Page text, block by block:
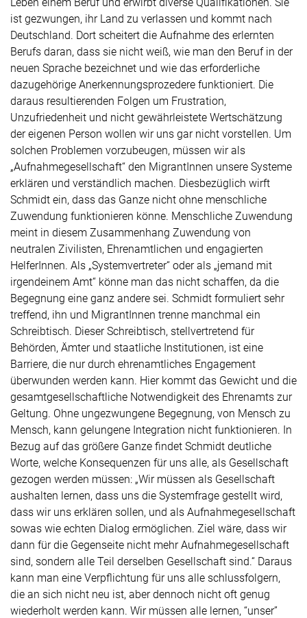
ist gezwungen, ihr Land zu verlassen und kommt nach
Deutschland. Dort scheitert die Aufnahme des erlernten
Berufs daran, dass sie nicht weiß, wie man den Beruf in der
neuen Sprache bezeichnet und wie das erforderliche
dazugehörige Anerkennungsprozedere funktioniert. Die
daraus resultierenden Folgen um Frustration,
Unzufriedenheit und nicht gewährleistete Wertschätzung
der eigenen Person wollen wir uns gar nicht vorstellen. Um
solchen Problemen vorzubeugen, müssen wir als
„Aufnahmegesellschaft“ den MigrantInnen unsere Systeme
erklären und verständlich machen. Diesbezüglich wirft
Schmidt ein, dass das Ganze nicht ohne menschliche
Zuwendung funktionieren könne. Menschliche Zuwendung
meint in diesem Zusammenhang Zuwendung von
neutralen Zivilisten, Ehrenamtlichen und engagierten
HelferInnen. Als „Systemvertreter“ oder als „jemand mit
irgendeinem Amt“ könne man das nicht schaffen, da die
Begegnung eine ganz andere sei. Schmidt formuliert sehr
treffend, ihn und MigrantInnen trenne manchmal ein
Schreibtisch. Dieser Schreibtisch, stellvertretend für
Behörden, Ämter und staatliche Institutionen, ist eine
Barriere, die nur durch ehrenamtliches Engagement
überwunden werden kann. Hier kommt das Gewicht und die
gesamtgesellschaftliche Notwendigkeit des Ehrenamts zur
Geltung. Ohne ungezwungene Begegnung, von Mensch zu
Mensch, kann gelungene Integration nicht funktionieren. In
Bezug auf das größere Ganze findet Schmidt deutliche
Worte, welche Konsequenzen für uns alle, als Gesellschaft
gezogen werden müssen: „Wir müssen als Gesellschaft
aushalten lernen, dass uns die Systemfrage gestellt wird,
dass wir uns erklären sollen, und als Aufnahmegesellschaft
sowas wie echten Dialog ermöglichen. Ziel wäre, dass wir
dann für die Gegenseite nicht mehr Aufnahmegesellschaft
sind, sondern alle Teil derselben Gesellschaft sind.“ Daraus
kann man eine Verpflichtung für uns alle schlussfolgern,
die an sich nicht neu ist, aber dennoch nicht oft genug
wiederholt werden kann. Wir müssen alle lernen, “unser”